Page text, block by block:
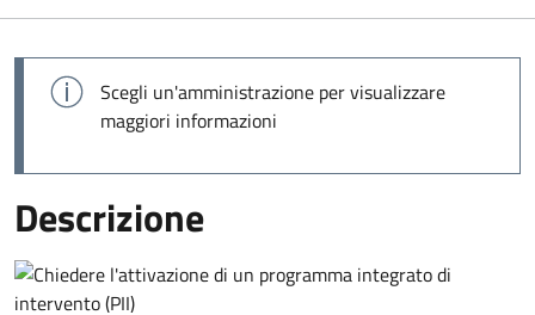
Scegli un'amministrazione per visualizzare
maggiori informazioni
Descrizione